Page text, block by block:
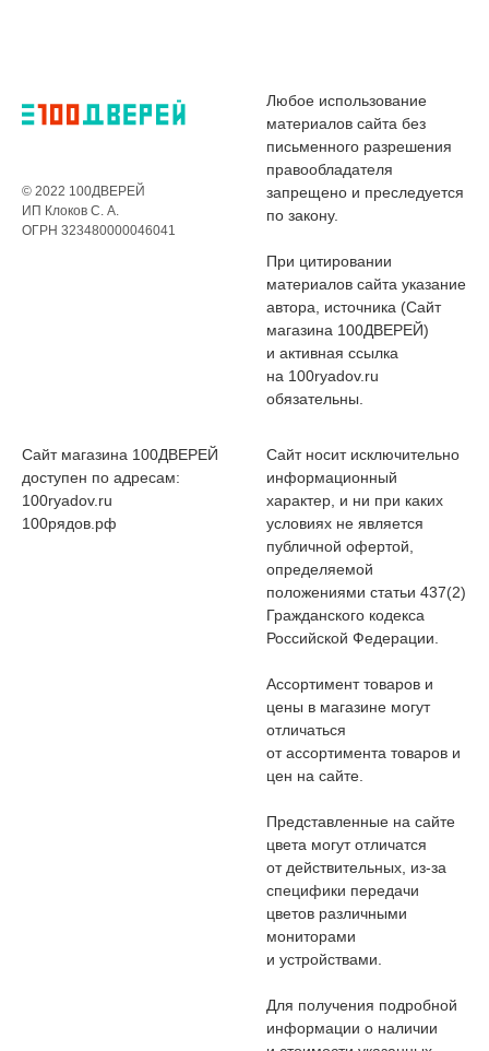
© 2022 100ДВЕРЕЙ
ИП Клоков С. А.
ОГРН 323480000046041
Любое использование
материалов сайта без
письменного разрешения
правообладателя
запрещено и преследуется
по закону.
При цитировании
материалов сайта указание
автора, источника (Сайт
магазина 100ДВЕРЕЙ)
и активная ссылка
на 100ryadov.ru
обязательны.
Сайт магазина 100ДВЕРЕЙ
доступен по адресам:
100ryadov.ru
100рядов.рф
Сайт носит исключительно
информационный
характер, и ни при каких
условиях не является
публичной офертой,
определяемой
положениями статьи 437(2)
Гражданского кодекса
Российской Федерации.
Ассортимент товаров и
цены в магазине могут
отличаться
от ассортимента товаров и
цен на сайте.
Представленные на сайте
цвета могут отличатся
от действительных, из-за
специфики передачи
цветов различными
мониторами
и устройствами.
Для получения подробной
информации о наличии